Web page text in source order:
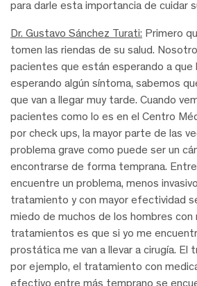
para darle esta importancia de cuidar
Dr. Gustavo Sánchez Turati: Primero
tomen las riendas de su salud.
pacientes que están esperando a que
esperando algún síntoma, sabemos
que van a llegar muy tarde. Cuando
pacientes como lo es en el Centro
por check ups, la mayor parte de las
problema grave como puede ser un
encontrarse de forma temprana.
encuentre un problema, menos
tratamiento y con mayor efectividad
miedo de muchos de los hombres
tratamientos es que si yo me
prostática me van a llevar a cirugía. El
por ejemplo, el tratamiento con
efectivo entre más temprano se